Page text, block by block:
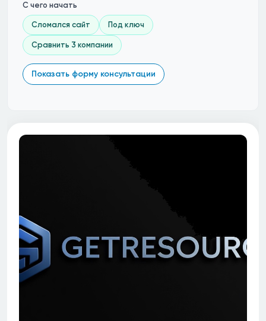
С чего начать
Сломался сайт Под ключ
Сравнить 3 компании
Показать форму консультации